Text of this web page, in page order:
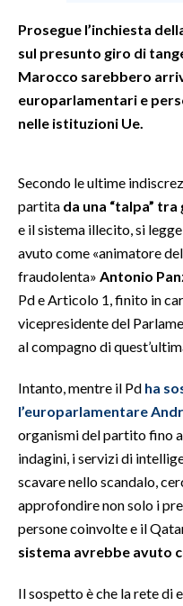
SALUTE
SARDEGNA TURISMO
NOTIZIE
EVENTI
#CARAUNIONE
INSULARITÀ
ABBONATI
ANNUNCI
NECROLOGI
PUBBLICITÀ
SPIAGGE
STORE
Prosegue l’inchiesta
sul presunto giro di
Marocco sarebbero
europarlamentari e
nelle istituzioni Ue.
Secondo le ultime
partita da una “talpa”
e il sistema illecito, si
avuto come «animatore
fraudolenta» Antonio
Pd e Articolo 1, finito in
vicepresidente del
al compagno di
Intanto, mentre il Pd ha
l’europarlamentare
organismi del partito fino
indagini, i servizi di
scavare nello scandalo,
approfondire non solo i
persone coinvolte e il
sistema avrebbe avuto
Il sospetto è che la rete di